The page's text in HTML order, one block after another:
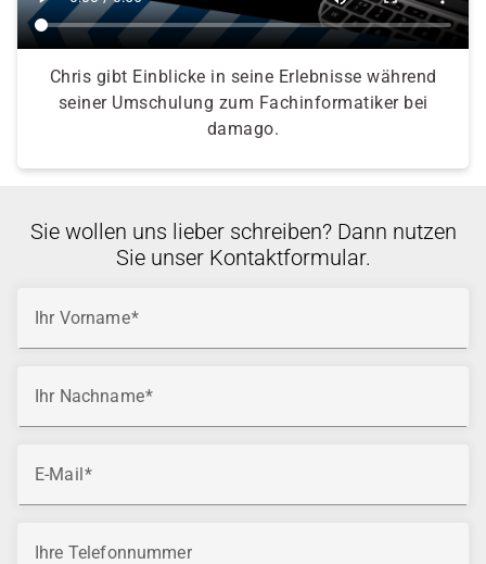
Chris gibt Einblicke in seine Erlebnisse während
seiner Umschulung zum Fachinformatiker bei
damago.
Sie wollen uns lieber schreiben? Dann nutzen
Sie unser Kontaktformular.
Ihr Vorname
Ihr Nachname
E-Mail
Ihre Telefonnummer